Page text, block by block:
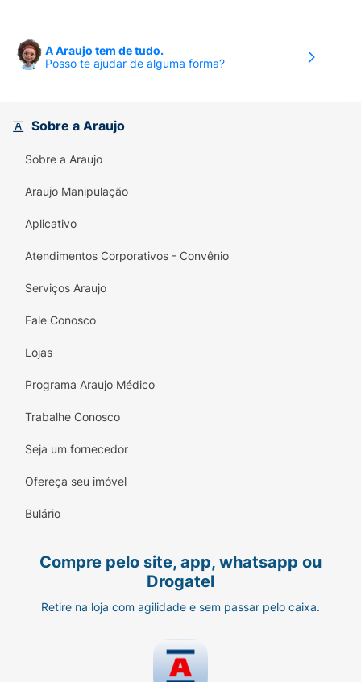
A Araujo tem de tudo.
Posso te ajudar de alguma forma?
Sobre a Araujo
Sobre a Araujo
Araujo Manipulação
Aplicativo
Atendimentos Corporativos - Convênio
Serviços Araujo
Fale Conosco
Lojas
Programa Araujo Médico
Trabalhe Conosco
Seja um fornecedor
Ofereça seu imóvel
Bulário
Compre pelo site, app, whatsapp ou
Drogatel
Retire na loja com agilidade e sem passar pelo caixa.